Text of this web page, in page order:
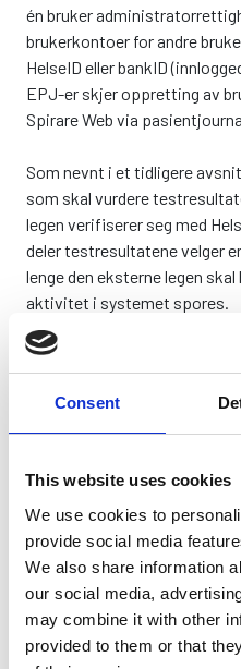
Consent
This website uses cookies
We use cookies to
provide social media
We also share information
our social media,
may combine it with other
provided to them or that
én bruker
brukerkontoer for andre
HelseID eller bankID
EPJ-er skjer oppretting av
Spirare Web via
Som nevnt i et tidligere
som skal vurdere
legen verifiserer seg med
deler testresultatene velger
lenge den eksterne legen
aktivitet i systemet spores.
Datalagring
Spirare Web driftes av
ISO 27001-sertifisertifiserte
Pluss, som har en PC-klient,
Oppdateringer
Spirare Web oppdateres
kontakt med Diagnostica AS
spørsmål.